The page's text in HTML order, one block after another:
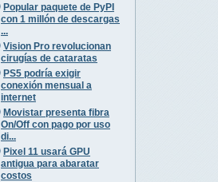
Popular paquete de PyPI
con 1 millón de descargas
...
Vision Pro revolucionan
cirugías de cataratas
PS5 podría exigir
conexión mensual a
internet
Movistar presenta fibra
On/Off con pago por uso
di...
Pixel 11 usará GPU
antigua para abaratar
costos